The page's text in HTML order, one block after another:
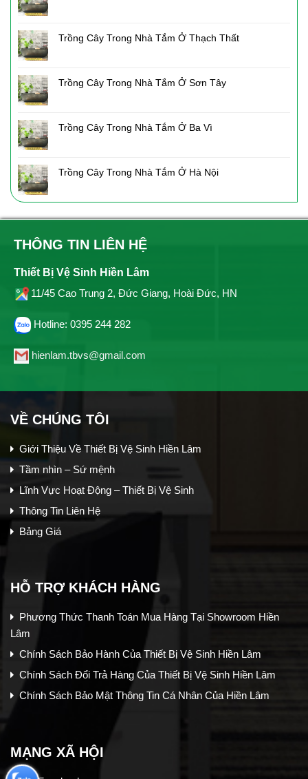
Trồng Cây Trong Nhà Tắm Ở Thạch Thất
Trồng Cây Trong Nhà Tắm Ở Sơn Tây
Trồng Cây Trong Nhà Tắm Ở Ba Vì
Trồng Cây Trong Nhà Tắm Ở Hà Nội
THÔNG TIN LIÊN HỆ
Thiết Bị Vệ Sinh Hiền Lâm
11/45 Cao Trung 2, Đức Giang, Hoài Đức, HN
Hotline: 0395 244 282
hienlam.tbvs@gmail.com
VỀ CHÚNG TÔI
Giới Thiệu Về Thiết Bị Vệ Sinh Hiền Lâm
Tầm nhìn – Sứ mệnh
Lĩnh Vực Hoạt Động – Thiết Bị Vệ Sinh
Thông Tin Liên Hệ
Bảng Giá
HỖ TRỢ KHÁCH HÀNG
Phương Thức Thanh Toán Mua Hàng Tại Showroom Hiền
Lâm
Chính Sách Bảo Hành Của Thiết Bị Vệ Sinh Hiền Lâm
Chính Sách Đổi Trả Hàng Của Thiết Bị Vệ Sinh Hiền Lâm
Chính Sách Bảo Mật Thông Tin Cá Nhân Của Hiền Lâm
MẠNG XÃ HỘI